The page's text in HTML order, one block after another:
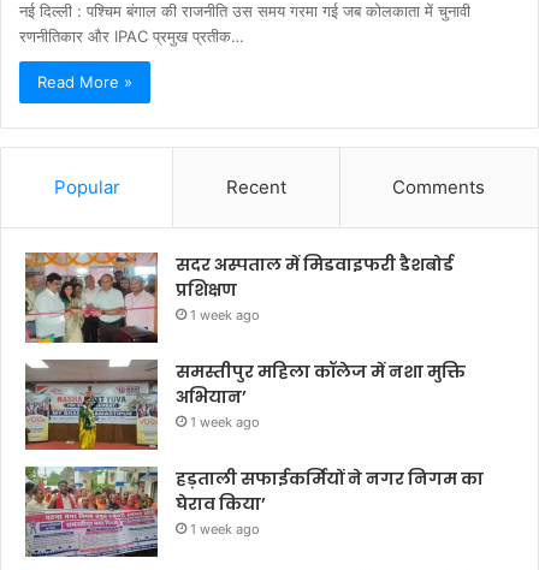
नई दिल्ली : पश्चिम बंगाल की राजनीति उस समय गरमा गई जब कोलकाता में चुनावी
रणनीतिकार और IPAC प्रमुख प्रतीक…
Read More »
Popular Recent Comments
सदर अस्पताल में मिडवाइफरी डैशबोर्ड
प्रशिक्षण
1 week ago
समस्तीपुर महिला कॉलेज में नशा मुक्ति
अभियान’
1 week ago
हड़ताली सफाईकर्मियों ने नगर निगम का
घेराव किया’
1 week ago